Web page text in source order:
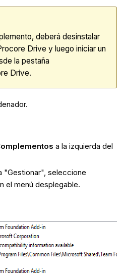
deberá desinstalar
Drive y luego iniciar un
la pestaña
Drive.
a la izquierda del
"Gestionar", seleccione
el menú desplegable.